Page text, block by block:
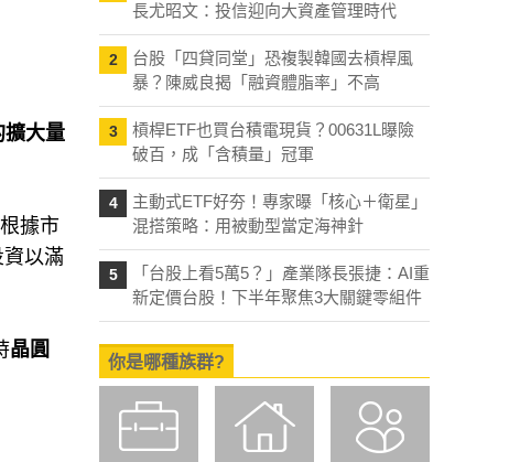
擴大量
據市
以滿
晶圓
長尤昭文：投信迎向大資產管理時代
2
台股「四貸同堂」恐複製韓國去槓桿風
暴？陳威良揭「融資體脂率」不高
3
槓桿ETF也買台積電現貨？00631L曝險
破百，成「含積量」冠軍
4
主動式ETF好夯！專家曝「核心＋衛星」
混搭策略：用被動型當定海神針
5
「台股上看5萬5？」產業隊長張捷：AI重
新定價台股！下半年聚焦3大關鍵零組件
你是哪種族群?